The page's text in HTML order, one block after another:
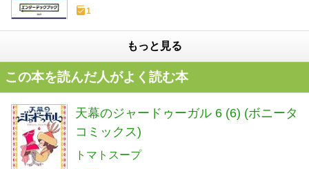
1
もっと見る
この本を読んだ人がよく読む本
天幕のジャードゥーガル 6 (6) (ボニータ
コミックス)
トマトスープ